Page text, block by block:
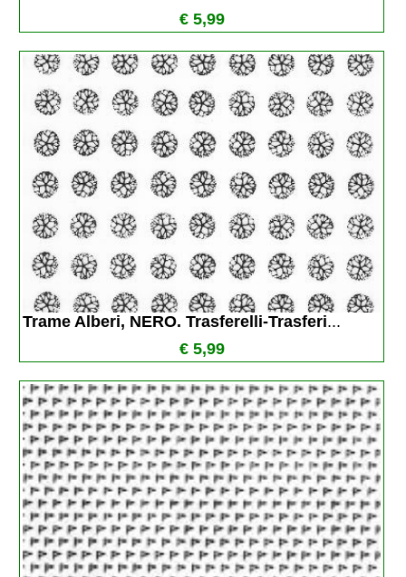
€ 5,99
Trame Alberi, NERO. Trasferelli-Trasferi...
€ 5,99